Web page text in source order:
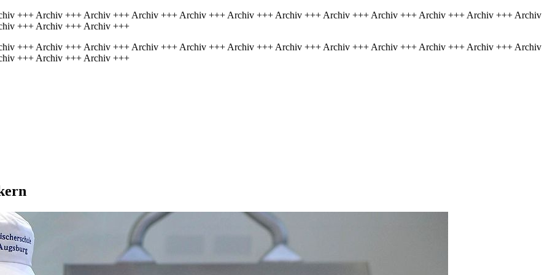
+++ Archiv +++ Archiv +++ Archiv +++ Archiv +++ Archiv +++ Archiv +++ Archiv +++ Archiv +++ Archiv +++ Archiv +++ Archiv
+++ Archiv +++ Archiv +++
+++ Archiv +++ Archiv +++ Archiv +++ Archiv +++ Archiv +++ Archiv +++ Archiv +++ Archiv +++ Archiv +++ Archiv +++ Archiv
+++ Archiv +++ Archiv +++